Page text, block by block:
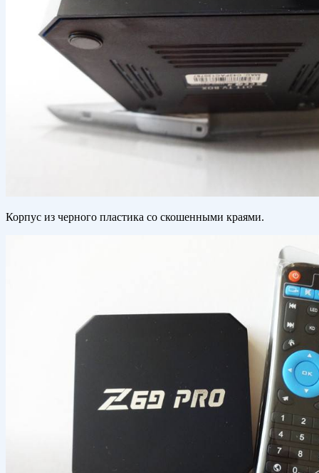
Корпус из черного пластика со скошенными краями.